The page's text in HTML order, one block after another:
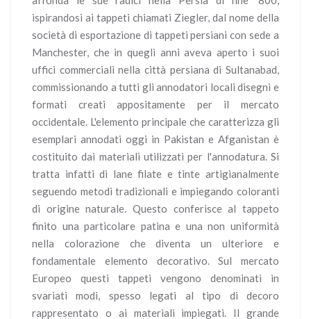
ispirandosi ai tappeti chiamati Ziegler, dal nome della
società di esportazione di tappeti persiani con sede a
Manchester, che in quegli anni aveva aperto i suoi
uffici commerciali nella città persiana di Sultanabad,
commissionando a tutti gli annodatori locali disegni e
formati creati appositamente per il mercato
occidentale. L'elemento principale che caratterizza gli
esemplari annodati oggi in Pakistan e Afganistan è
costituito dai materiali utilizzati per l'annodatura. Si
tratta infatti di lane filate e tinte artigianalmente
seguendo metodi tradizionali e impiegando coloranti
di origine naturale. Questo conferisce al tappeto
finito una particolare patina e una non uniformità
nella colorazione che diventa un ulteriore e
fondamentale elemento decorativo. Sul mercato
Europeo questi tappeti vengono denominati in
svariati modi, spesso legati al tipo di decoro
rappresentato o ai materiali impiegati. Il grande